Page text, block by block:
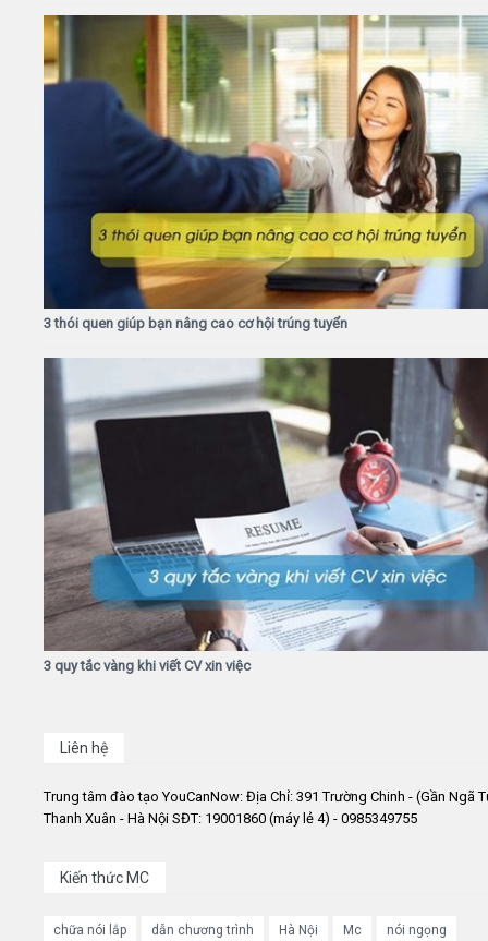
3 thói quen giúp bạn nâng cao cơ hội trúng tuyển
3 quy tắc vàng khi viết CV xin việc
Liên hệ
Trung tâm đào tạo YouCanNow: Địa Chỉ: 391 Trường Chinh - (Gần Ngã
Thanh Xuân - Hà Nội SĐT: 19001860 (máy lẻ 4) - 0985349755
Kiến thức MC
chữa nói lắp dẫn chương trình Hà Nội Mc nói ngọng